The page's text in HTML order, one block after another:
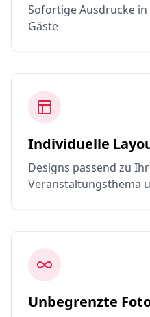
Sofortige Ausdrucke
Gäste
Individuelle
Designs passend zu
Veranstaltungsthema
Unbegrenzte